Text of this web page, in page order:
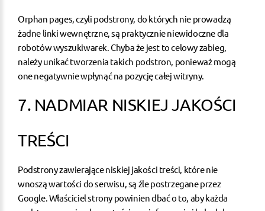
Orphan pages, czyli podstrony, do których nie prowadzą
żadne linki wewnętrzne, są praktycznie niewidoczne dla
robotów wyszukiwarek. Chyba że jest to celowy zabieg,
należy unikać tworzenia takich podstron, ponieważ mogą
one negatywnie wpłynąć na pozycję całej witryny.
7. NADMIAR NISKIEJ JAKOŚCI
TREŚCI
Podstrony zawierające niskiej jakości treści, które nie
wnoszą wartości do serwisu, są źle postrzegane przez
Google. Właściciel strony powinien dbać o to, aby każda